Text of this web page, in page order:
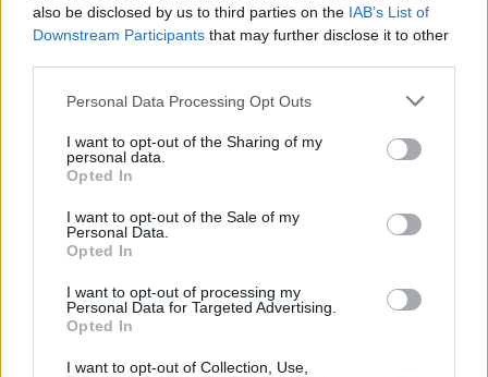
also be disclosed by us to third parties on the IAB’s List of
Downstream Participants that may further disclose it to other
Personal Data Processing Opt Outs
I want to opt-out of the Sharing of my
personal data.
Opted In
I want to opt-out of the Sale of my
Personal Data.
Opted In
I want to opt-out of processing my
Personal Data for Targeted Advertising.
Opted In
I want to opt-out of Collection, Use,
Kviečia atrasti retas latviškas, lenkiškas
veisles
Šiuo metu VDU Botanikos sodo astilbių
kolekcijoje auginamos 285 dekoratyvios
veislės ir 8 laukinės rūšys. Šios astilbės
įsigytos iš Lietuvos, Latvijos, Estijos, Lenkijos,
Vokietijos, Nyderlandų bei kitų šalių
selekcininkų, botanikos sodų, medelynų.
Kasmet kolekcija papildoma naujais augalais.